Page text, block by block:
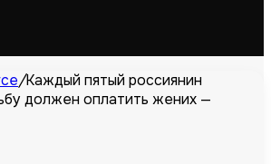
/Каждый пятый россиянин
должен оплатить жених —